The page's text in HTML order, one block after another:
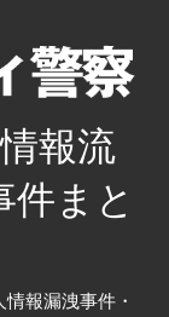
報流
まと
報漏洩事件・